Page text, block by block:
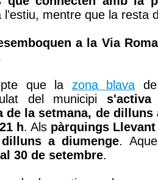
l'estiu, mentre que la resta
a la Via
que la zona blava
del municipi
de la setmana, de dilluns
h. Als pàrquings
a diumenge.
30 de setembre.